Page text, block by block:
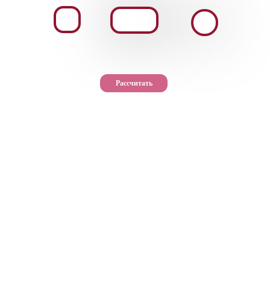
Рассчитать